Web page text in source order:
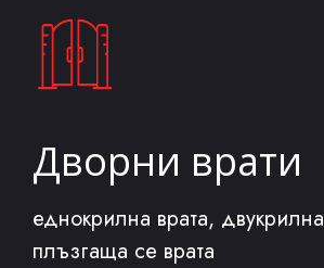
Дворни врати
еднокрилна врата,
плъзгаща се врата